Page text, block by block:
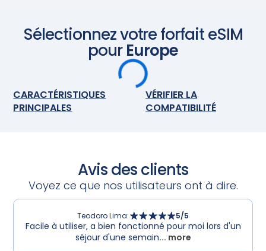
transparente.Scannez avec votre appareil photo
Sélectionnez votre forfait eSIM
pourEurope
CARACTÉRISTIQUES
PRINCIPALES
VÉRIFIER LA
COMPATIBILITÉ
Avis des clients
Voyez ce que nos utilisateurs ont à dire.
Teodoro Lima: 5/5
Facile à utiliser, a bien fonctionné pour moi lors d'un
séjour d'une semain... more